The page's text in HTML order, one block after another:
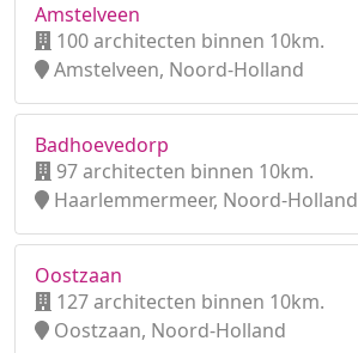
Amstelveen
100 architecten binnen 10km.
Amstelveen, Noord-Holland
Badhoevedorp
97 architecten binnen 10km.
Haarlemmermeer, Noord-Holland
Oostzaan
127 architecten binnen 10km.
Oostzaan, Noord-Holland